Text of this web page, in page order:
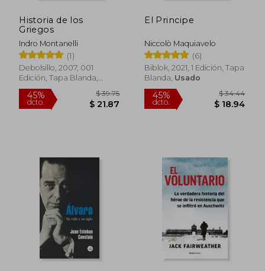
45%
dcto.
45%
dcto.
Historia de los
Griegos
Indro Montanelli
(1)
Debolsillo, 2007, 001
Edición, Tapa Blanda,
Usado
El Principe
Niccolò Maquiavelo
(6)
Biblok, 2021, 1 Edición, Tapa
Blanda, Usado